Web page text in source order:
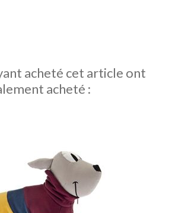
acheté cet article ont
acheté :